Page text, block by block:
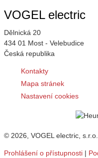
VOGEL electric
Dělnická 20
434 01 Most - Velebudice
Česká republika
Kontakty
Mapa stránek
Nastavení cookies
© 2026, VOGEL electric, s.r.o.
Prohlášení o přístupnosti |